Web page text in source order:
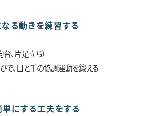
る動きを練習する
、片足立ち）
で、目と手の協調運動を鍛える
にする工夫をする